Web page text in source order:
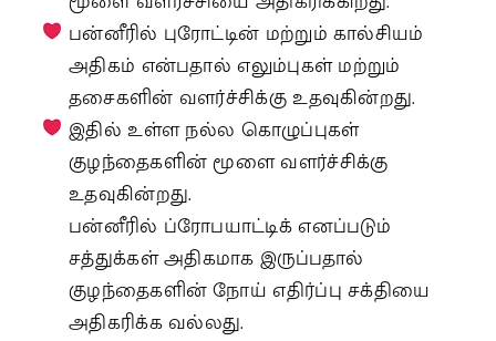
பன்னீரில் புரோட்டின் மற்றும் கால்சியம்
அதிகம் என்பதால் எலும்புகள் மற்றும்
தசைகளின் வளர்ச்சிக்கு உதவுகின்றது.
இதில் உள்ள நல்ல கொழுப்புகள்
குழந்தைகளின் மூளை வளர்ச்சிக்கு
உதவுகின்றது.
பன்னீரில் ப்ரோபயாட்டிக் எனப்படும்
சத்துக்கள் அதிகமாக இருப்பதால்
குழந்தைகளின் நோய் எதிர்ப்பு சக்தியை
அதிகரிக்க வல்லது.